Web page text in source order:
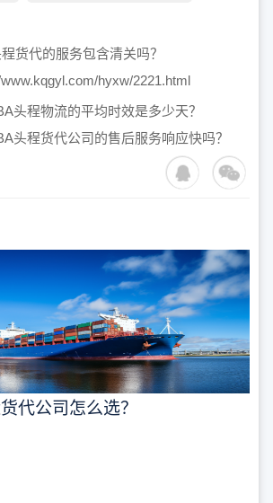
货代的服务包含清关吗？
hyxw/2221.html
头程物流的平均时效是多少天？
头程货代公司的售后服务响应快吗？
代公司怎么选？